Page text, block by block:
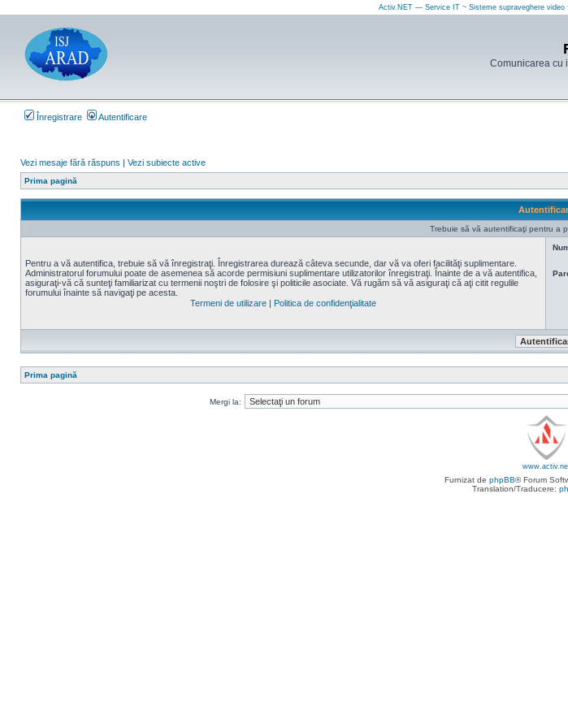
Activ.NET — Service IT ~ Sisteme supraveghere video
Comunicarea cu
Înregistrare Autentificare
Vezi mesaje fără răspuns | Vezi subiecte active
Prima pagină
Trebuie să vă autentificaţi pentru a
Pentru a vă autentifica, trebuie să vă înregistraţi. Înregistrarea durează câteva secunde, dar vă va oferi facilităţi suplimentare.
Administratorul forumului poate de asemenea să acorde permisiuni suplimentare utilizatorilor înregistraţi. Înainte de a vă autentifica,
asiguraţi-vă că sunteţi familiarizat cu termenii noştri de folosire şi politicile asociate. Vă rugăm să vă asiguraţi că aţi citit regulile
forumului înainte să navigaţi pe acesta.
Termeni de utilizare | Politica de confidenţialitate
Prima pagină
Mergi la:
Furnizat de phpBB® Forum
Translation/Traducere: